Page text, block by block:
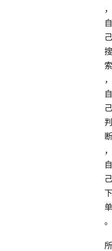
，
自
己
搜
索
，
自
己
判
断
，
自
己
下
单
。
所